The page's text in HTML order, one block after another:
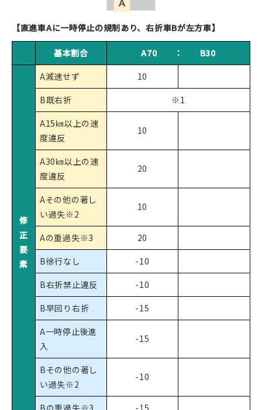
【直進車Aに一時停止の規制あり、右折車Bが左方車】
基本割合 A70 ： B30
修
正
要
素
A減速せず
10
B既右折
※1
A15㎞以上の速
度違反
10
A30㎞以上の速
度違反
20
Aその他の著し
い過失※2
10
Aの重過失※3
20
B徐行なし
-10
B右折禁止違反
-10
B早回り右折
-15
A一時停止後進
入
-15
Bその他の著し
い過失※2
-10